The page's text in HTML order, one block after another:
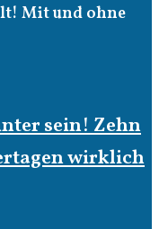
Mit und ohne
sein! Zehn
wirklich